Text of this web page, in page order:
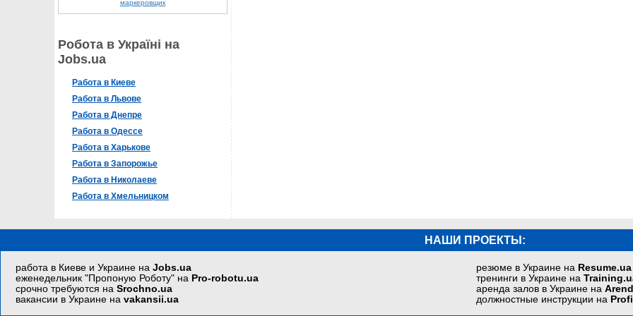
маркеровщик
Робота в Україні на
Jobs.ua
Работа в Киеве
Работа в Львове
Работа в Днепре
Работа в Одессе
Работа в Харькове
Работа в Запорожье
Работа в Николаеве
Работа в Хмельницком
НАШИ ПРОЕКТЫ:
работа в Киеве и Украине наJobs.ua
еженедельник "Пропоную Роботу" на Pro-robotu.ua
срочно требуются наSrochno.ua
вакансии в Украине наvakansii.ua
резюме в Украине на Resume.ua
тренинги в Украине на
аренда залов в Украине на
должностные инструкции на